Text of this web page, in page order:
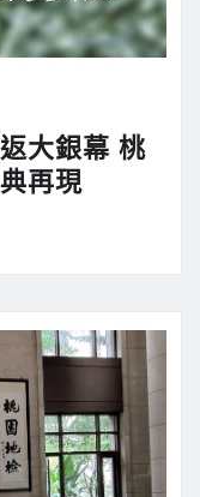
大銀幕 桃
再現